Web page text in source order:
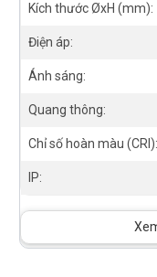
Kích thước ØxH (mm):
Điện áp:
Ánh sáng:
Quang thông:
Chỉ số hoàn màu (CRI):
IP: